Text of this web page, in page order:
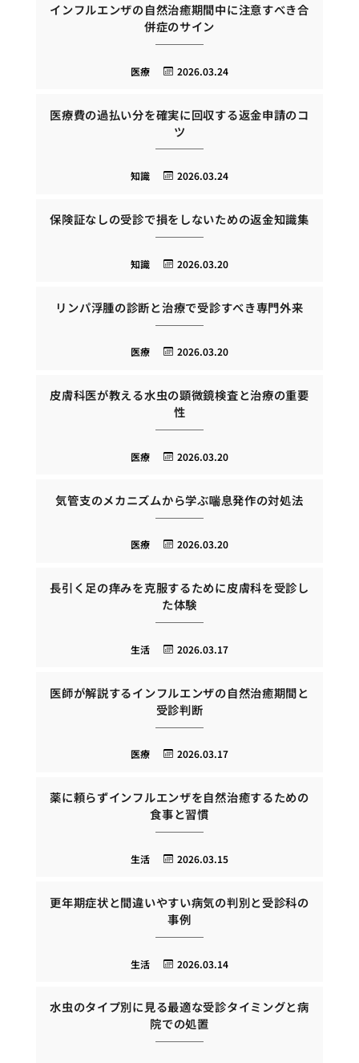
インフルエンザの自然治癒期間中に注意すべき合
併症のサイン
2026.03.24
医療
医療費の過払い分を確実に回収する返金申請のコ
ツ
2026.03.24
知識
保険証なしの受診で損をしないための返金知識集
2026.03.20
知識
リンパ浮腫の診断と治療で受診すべき専門外来
2026.03.20
医療
皮膚科医が教える水虫の顕微鏡検査と治療の重要
性
2026.03.20
医療
気管支のメカニズムから学ぶ喘息発作の対処法
2026.03.20
医療
長引く足の痒みを克服するために皮膚科を受診し
た体験
2026.03.17
生活
医師が解説するインフルエンザの自然治癒期間と
受診判断
2026.03.17
医療
薬に頼らずインフルエンザを自然治癒するための
食事と習慣
2026.03.15
生活
更年期症状と間違いやすい病気の判別と受診科の
事例
2026.03.14
生活
水虫のタイプ別に見る最適な受診タイミングと病
院での処置